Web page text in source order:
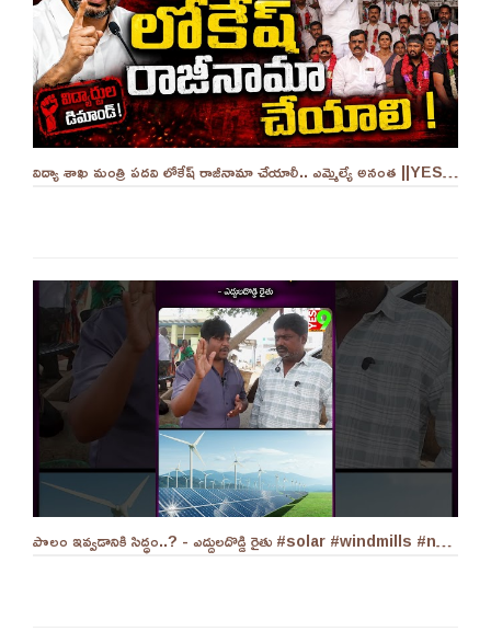
విద్యా శాఖ మంత్రి పదవి లోకేష్ రాజీనామా చేయాలీ.. ఎమ్మెల్యే అనంత ||YES 9TV
పొలం ఇవ్వడానికి సిద్ధం..? - ఎద్దులదొడ్డి రైతు #solar #windmills #naralokesh #solarenergy